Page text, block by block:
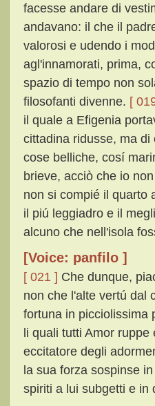
facesse andare di
andavano: il che il
valorosi e udendo i
agl'innamorati, prima,
spazio di tempo non
filosofanti divenne. [
il quale a Efigenia
cittadina ridusse, ma
cose belliche, cosí
brieve, acciò che io
non si compié il quarto
il piú leggiadro e il
alcuno che nell'isola
[Voice: panfilo ]
[ 021 ] Che dunque,
non che l'alte vertú dal
fortuna in picciolissima
li quali tutti Amor
eccitatore degli
la sua forza sospinse
spiriti a lui subgetti e in